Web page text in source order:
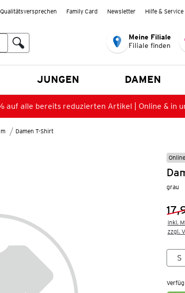
Qualitätsversprechen Family Card Newsletter Hilfe & Service
Meine Filiale
Filiale finden
JUNGEN DAMEN
auf alle bereits reduzierten Artikel | Online & in
Damen T-Shirt
grau
inkl.
zzgl.